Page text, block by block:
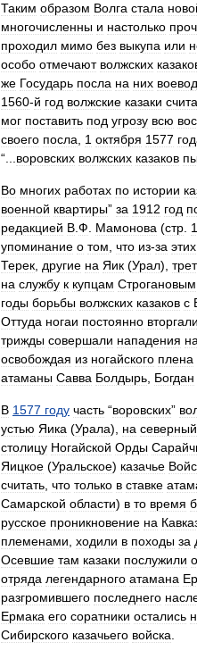
Таким образом Волга стала
многочисленны и настолько
проходил мимо без выкупа или
особо отмечают волжских
же Государь посла на них воевод
1560-й год волжские казаки
мог поставить под угрозу всю
своего посла 1 октября 1577
“... воровских волжских казаков
Во многих работах по истории
военной квартиры” за 1912 год
редакцией В Ф Мамонова (стр
упоминание о том что из-за этих
Терек другие на Яик (Урал),
на службу к купцам Строгановым
годы борьбы волжских казаков с
Оттуда ногаи постоянно
трижды совершали нападения на
освобождая из ногайского плена
атаманы Савва Болдырь Богдан
В 1577 году часть “воровских”
устью Яика (Урала), на северный
столицу Ногайской Орды
Яицкое (Уральское) казачье
считать что только в ставке
Самарской области) в то время
русское проникновение на
племенами ходили в походы за
Осевшие там казаки послужили
отряда легендарного атамана
разгромившего последнего
Ермака его соратники остались
Сибирского казачьего войска